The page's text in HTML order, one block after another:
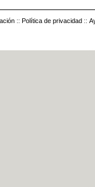
:: Política de privacidad ::